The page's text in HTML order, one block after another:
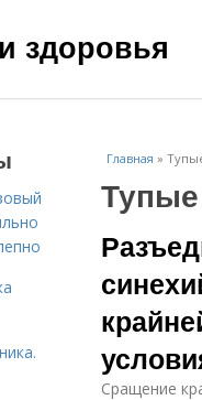
здоровья
Главная »
Сращение